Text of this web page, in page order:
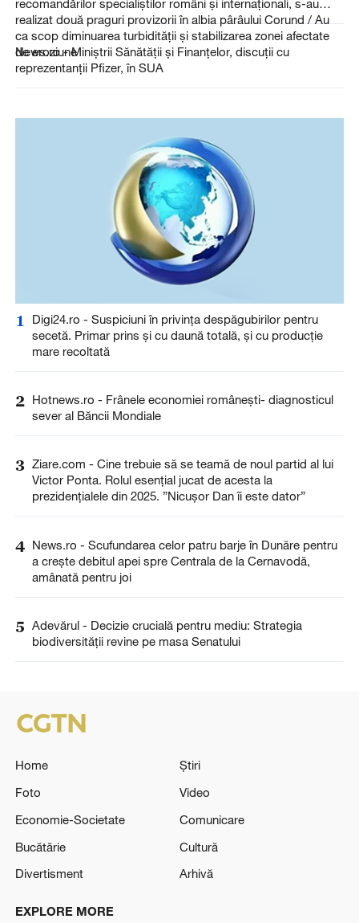
recomandărilor specialiştilor români şi internaţionali, s-au
realizat două praguri provizorii în albia pârâului Corund / Au
ca scop diminuarea turbidităţii şi stabilizarea zonei afectate
de eroziune
News.ro - Miniştrii Sănătăţii şi Finanţelor, discuţii cu
reprezentanţii Pfizer, în SUA
1
Digi24.ro - Suspiciuni în privința despăgubirilor pentru
secetă. Primar prins și cu daună totală, și cu producție
mare recoltată
2 Hotnews.ro - Frânele economiei românești- diagnosticul
sever al Băncii Mondiale
3 Ziare.com - Cine trebuie să se teamă de noul partid al lui
Victor Ponta. Rolul esențial jucat de acesta la
prezidențialele din 2025. ”Nicușor Dan îi este dator”
4 News.ro - Scufundarea celor patru barje în Dunăre pentru
a creşte debitul apei spre Centrala de la Cernavodă,
amânată pentru joi
5 Adevărul - Decizie crucială pentru mediu: Strategia
biodiversității revine pe masa Senatului
Home
Știri
Foto
Video
Economie-Societate
Comunicare
Bucătărie
Cultură
Divertisment
Arhivă
EXPLORE MORE